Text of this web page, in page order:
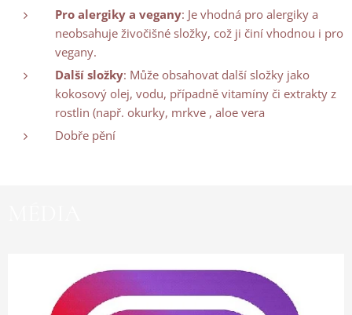
Pro alergiky a vegany: Je vhodná pro alergiky a
neobsahuje živočišné složky, což ji činí vhodnou i pro
vegany.
Další složky: Může obsahovat další složky jako
kokosový olej, vodu, případně vitamíny či extrakty z
rostlin (např. okurky, mrkve , aloe vera
Dobře pění